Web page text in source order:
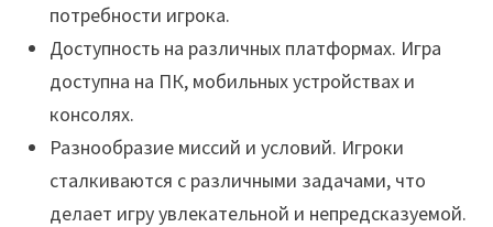
потребности игрока.
Доступность на различных платформах. Игра
доступна на ПК, мобильных устройствах и
консолях.
Разнообразие миссий и условий. Игроки
сталкиваются с различными задачами, что
делает игру увлекательной и непредсказуемой.